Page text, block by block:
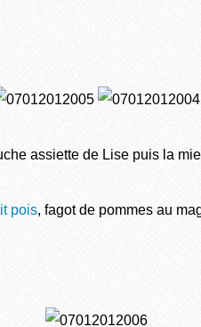
assiette de Lise puis la
pois, fagot de pommes au